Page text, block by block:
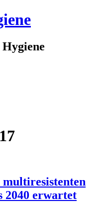
2040 erwartet